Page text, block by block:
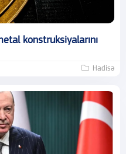
konstruksiyalarını
Hadisə